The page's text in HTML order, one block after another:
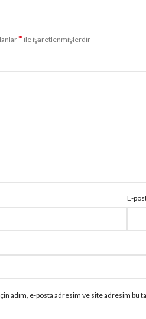
* ile işaretlenmişlerdir
E-
adım, e-posta adresim ve site adresim bu